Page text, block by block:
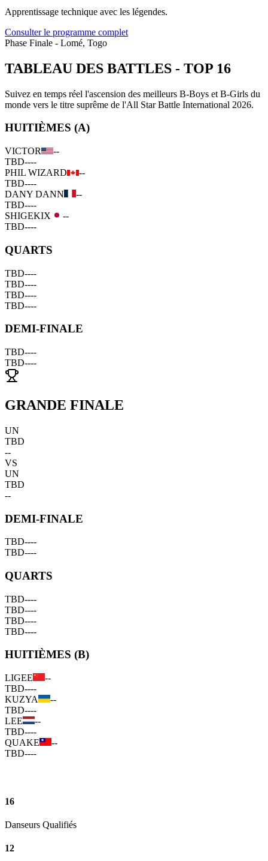
Apprentissage technique avec les légendes.
Consulter le programme complet
Phase Finale - Lomé, Togo
TABLEAU DES BATTLES - TOP 16
Suivez en temps réel l'ascension des meilleurs B-Boys et B-Girls du
monde vers le titre suprême de l'All Star Battle International 2026.
HUITIÈMES (A)
VICTOR
--
TBD----
PHIL WIZARD
--
TBD----
DANY DANN
--
TBD----
SHIGEKIX
--
TBD----
QUARTS
TBD----
TBD----
TBD----
TBD----
DEMI-FINALE
TBD----
TBD----
GRANDE FINALE
UN
TBD
--
VS
UN
TBD
--
DEMI-FINALE
TBD----
TBD----
QUARTS
TBD----
TBD----
TBD----
TBD----
HUITIÈMES (B)
LIGEE
--
TBD----
KUZYA
--
TBD----
LEE
--
TBD----
QUAKE
--
TBD----
16
Danseurs Qualifiés
12